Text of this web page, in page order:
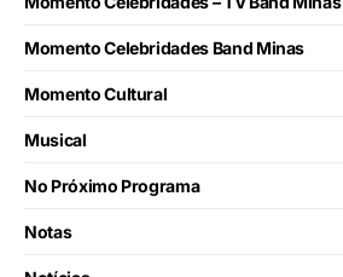
Momento Celebridades Band Minas
Momento Cultural
Musical
No Próximo Programa
Notas